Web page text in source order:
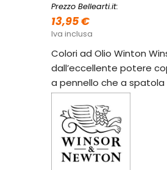
Prezzo Bellearti.it:
13,95 €
Iva inclusa
Colori ad Olio Winton
dall’eccellente potere
a pennello che a spatola